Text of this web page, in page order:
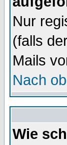
Nur
(falls
Mails
Nach
Wie